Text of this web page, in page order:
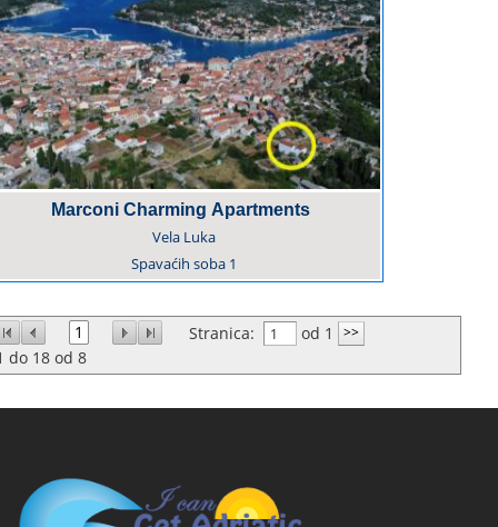
Marconi Charming Apartments
Vela Luka
Spavaćih soba 1
1 Stranica:
od 1
do 18 od 8